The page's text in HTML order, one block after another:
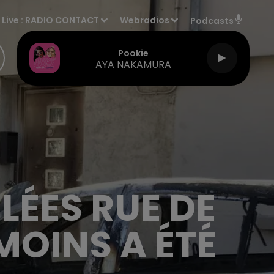
Live : RADIO CONTACT Webradios Podcasts
Pookie
AYA NAKAMURA
RUE DE
A ÉTÉ